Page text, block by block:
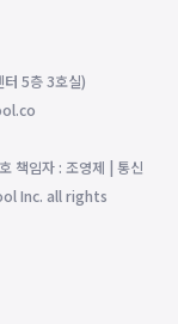
터 5층 3호실)
책임자 : 조영제 | 통신
Inc. all rights